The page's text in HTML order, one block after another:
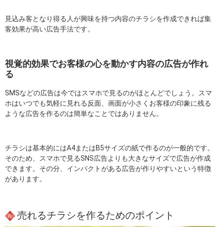
見込み客となり得る人が興味を持つ内容のチラシを作成できれば集
客効果が高い広告手法です。
視覚的効果でお客様の心を動かす内容の広告が作れ
る
SMSなどの広告は今ではスマホで見るのがほとんどでしょう。スマ
ホはいつでも気軽に見れる反面、画面が小さくお客様の印象に残る
ような広告を作るのは簡単なことではありません。
チラシは基本的にはA4またはB5サイズの紙で作るのが一般的です。
そのため、スマホで見るSNS広告よりも大きなサイズで広告が作成
できます。その分、インパクトがある広告が作りやすいという特徴
があります。
売れるチラシを作るためのポイント